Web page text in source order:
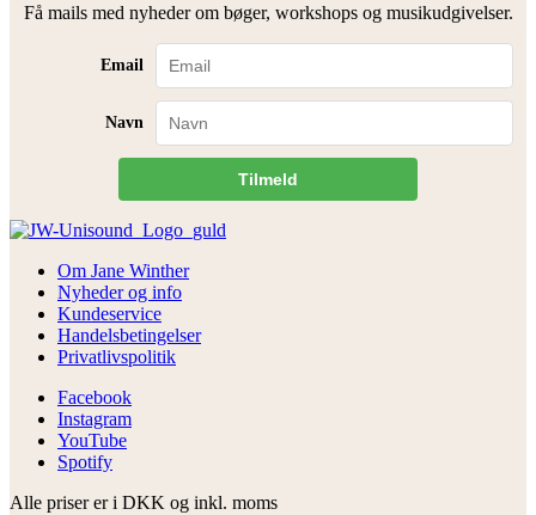
Få mails med nyheder om bøger, workshops og musikudgivelser.
Email
Navn
Tilmeld
Om Jane Winther
Nyheder og info
Kundeservice
Handelsbetingelser
Privatlivspolitik
Facebook
Instagram
YouTube
Spotify
Alle priser er i DKK og inkl. moms